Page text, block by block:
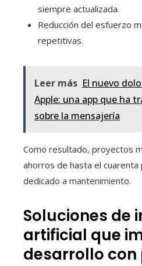
siempre actualizada.
Reducción del esfuerzo
repetitivas.
Leer más El nuevo
Apple: una app que ha
sobre la mensajería
Como resultado, proyectos
ahorros de hasta el
dedicado a mantenimiento.
Soluciones de
artificial que
desarrollo con